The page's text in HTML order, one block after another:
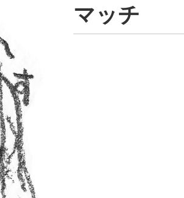
マッチ